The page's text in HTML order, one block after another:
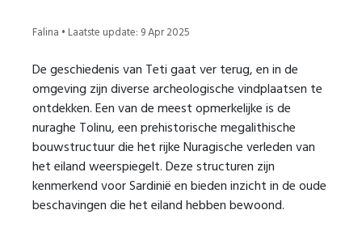
Falina • Laatste update: 9 Apr 2025
De geschiedenis van Teti gaat ver terug, en in de
omgeving zijn diverse archeologische vindplaatsen te
ontdekken. Een van de meest opmerkelijke is de
nuraghe Tolinu, een prehistorische megalithische
bouwstructuur die het rijke Nuragische verleden van
het eiland weerspiegelt. Deze structuren zijn
kenmerkend voor Sardinië en bieden inzicht in de oude
beschavingen die het eiland hebben bewoond.